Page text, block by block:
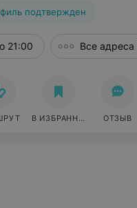
подтвержден
21:00 Все адреса
В ИЗБРАННОЕ ОТЗЫВ